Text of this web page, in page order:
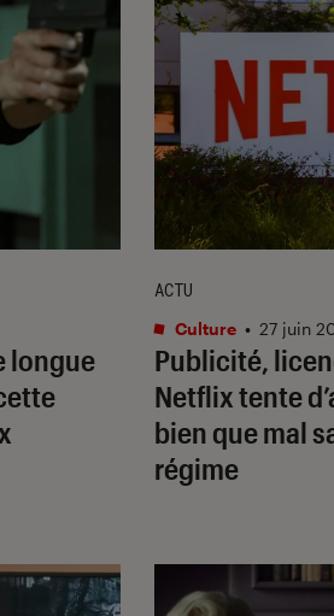
longue
Publicité,
Netflix tente
bien que mal
régime
ACTU
Culture • 27 juin